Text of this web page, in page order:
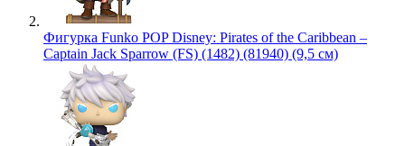
Фигурка Funko POP Disney: Pirates of the Caribbean –
Captain Jack Sparrow (FS) (1482) (81940) (9,5 см)